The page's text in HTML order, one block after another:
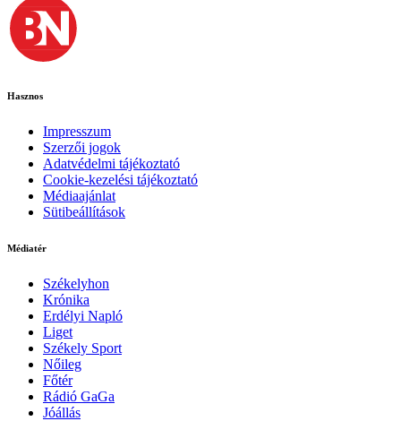
Hasznos
Impresszum
Szerzői jogok
Adatvédelmi tájékoztató
Cookie-kezelési tájékoztató
Médiaajánlat
Sütibeállítások
Médiatér
Székelyhon
Krónika
Erdélyi Napló
Liget
Székely Sport
Nőileg
Főtér
Rádió GaGa
Jóállás